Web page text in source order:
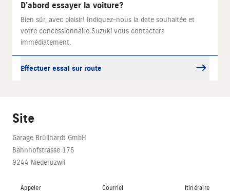
D’abord essayer la voiture?
Bien sûr, avec plaisir! Indiquez-nous la date souhaitée et
votre concessionnaire Suzuki vous contactera
immédiatement.
Effectuer essai sur route
Site
Garage Brüllhardt GmbH
Bahnhofstrasse 175
9244 Niederuzwil
Appeler Courriel Itinéraire